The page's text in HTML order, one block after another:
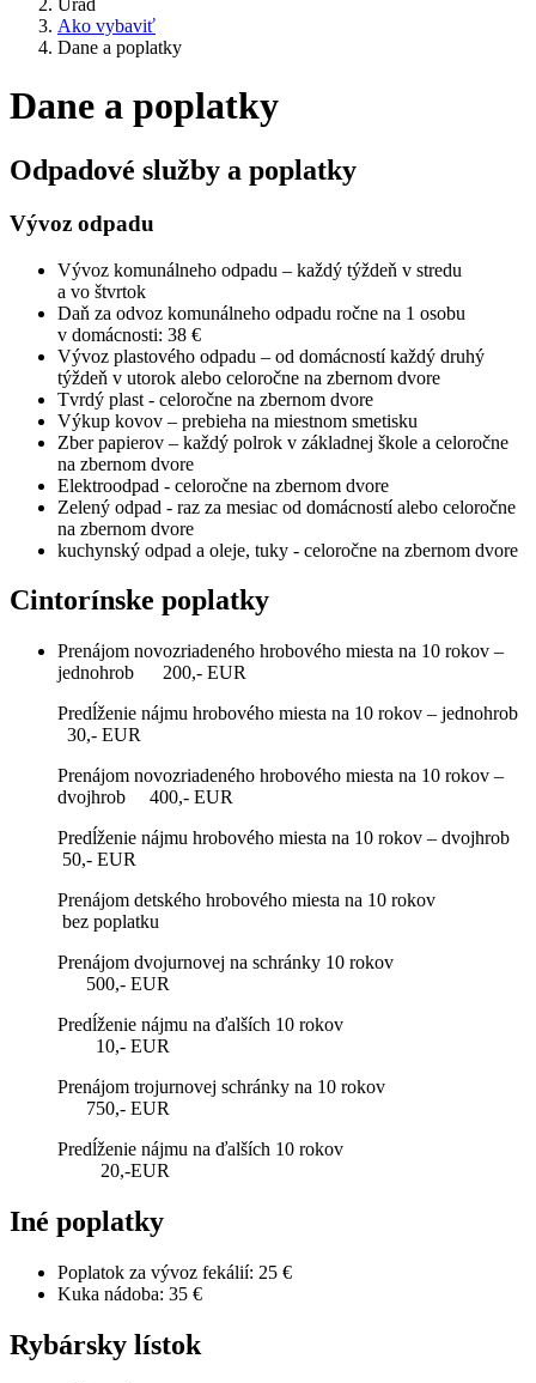
Úrad
Ako vybaviť
Dane a poplatky
Dane a poplatky
Odpadové služby a poplatky
Vývoz odpadu
Vývoz komunálneho odpadu – každý týždeň v stredu
a vo štvrtok
Daň za odvoz komunálneho odpadu ročne na 1 osobu
v domácnosti: 38 €
Vývoz plastového odpadu – od domácností každý druhý
týždeň v utorok alebo celoročne na zbernom dvore
Tvrdý plast - celoročne na zbernom dvore
Výkup kovov – prebieha na miestnom smetisku
Zber papierov – každý polrok v základnej škole a celoročne
na zbernom dvore
Elektroodpad - celoročne na zbernom dvore
Zelený odpad - raz za mesiac od domácností alebo celoročne
na zbernom dvore
kuchynský odpad a oleje, tuky - celoročne na zbernom dvore
Cintorínske poplatky
Prenájom novozriadeného hrobového miesta na 10 rokov –
jednohrob 200,- EUR
Predĺženie nájmu hrobového miesta na 10 rokov – jednohrob
30,- EUR
Prenájom novozriadeného hrobového miesta na 10 rokov –
dvojhrob 400,- EUR
Predĺženie nájmu hrobového miesta na 10 rokov – dvojhrob
50,- EUR
Prenájom detského hrobového miesta na 10 rokov
bez poplatku
Prenájom dvojurnovej na schránky 10 rokov
500,- EUR
Predĺženie nájmu na ďalších 10 rokov
10,- EUR
Prenájom trojurnovej schránky na 10 rokov
750,- EUR
Predĺženie nájmu na ďalších 10 rokov
20,-EUR
Iné poplatky
Poplatok za vývoz fekálií: 25 €
Kuka nádoba: 35 €
Rybársky lístok